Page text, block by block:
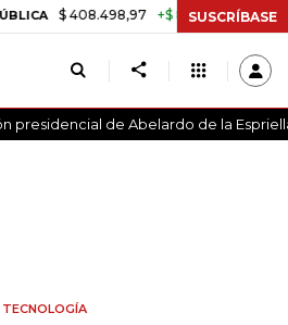
$ 408.498,97 +$ 8.753,81 +2,19%
SUSCRÍBASE
presidencial de Abelardo de la
TECNOLOGÍA